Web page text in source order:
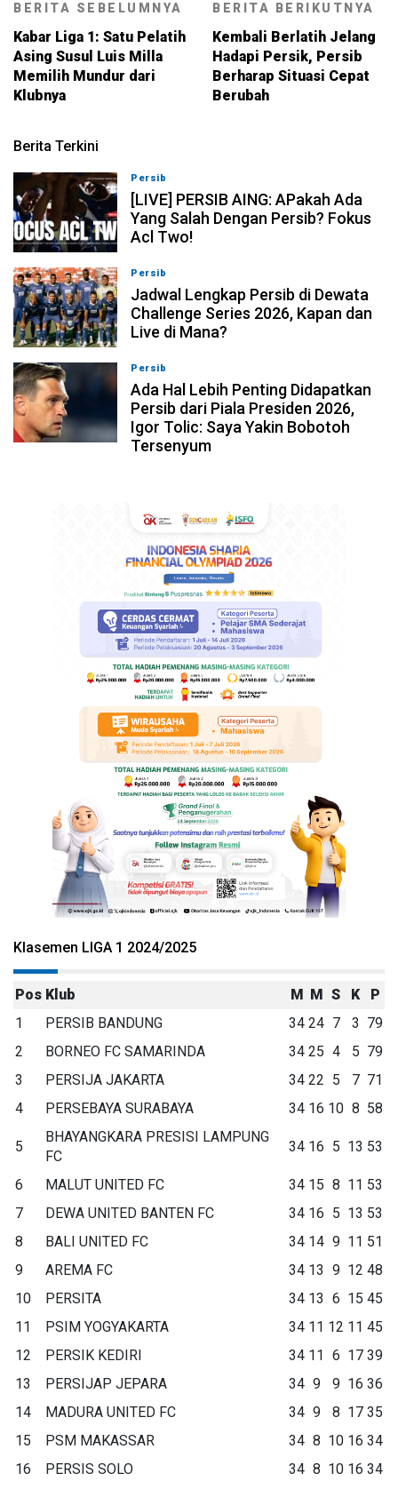
BERITA SEBELUMNYA
Kabar Liga 1: Satu Pelatih
Asing Susul Luis Milla
Memilih Mundur dari
Klubnya
BERITA BERIKUTNYA
Kembali Berlatih Jelang
Hadapi Persik, Persib
Berharap Situasi Cepat
Berubah
Berita Terkini
Persib
[LIVE] PERSIB AING: APakah Ada
Yang Salah Dengan Persib? Fokus
Acl Two!
Persib
Jadwal Lengkap Persib di Dewata
Challenge Series 2026, Kapan dan
Live di Mana?
Persib
Ada Hal Lebih Penting Didapatkan
Persib dari Piala Presiden 2026,
Igor Tolic: Saya Yakin Bobotoh
Tersenyum
Klasemen LIGA 1 2024/2025
Pos Klub M M S K
P
1
PERSIB BANDUNG 34 24 7 3 79
2
BORNEO FC SAMARINDA 34 25 4 5 79
3
PERSIJA JAKARTA 34 22 5 7 71
4
PERSEBAYA SURABAYA 34 16 10 8 58
5
BHAYANGKARA PRESISI LAMPUNG
FC
34 16 5 13 53
6 MALUT UNITED FC 34 15 8 11 53
7
DEWA UNITED BANTEN FC 34 16 5 13 53
8
BALI UNITED FC 34 14 9 11 51
9
AREMA FC 34 13 9 12 48
10
PERSITA 34 13 6 15 45
11
PSIM YOGYAKARTA 34 11 12 11 45
12
PERSIK KEDIRI 34 11 6 17 39
13
PERSIJAP JEPARA 34 9 9 16 36
14
MADURA UNITED FC 34 9 8 17 35
15
PSM MAKASSAR 34 8 10 16 34
16
PERSIS SOLO 34 8 10 16 34